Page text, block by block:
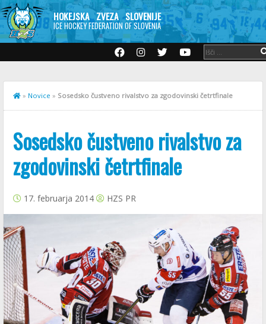
HOKEJSKA ZVEZA SLOVENIJE
ICE HOCKEY FEDERATION OF SLOVENIA
» Novice » Sosedsko čustveno rivalstvo za zgodovinski četrtfinale
Sosedsko čustveno rivalstvo za
zgodovinski četrtfinale
17. februarja 2014 HZS PR